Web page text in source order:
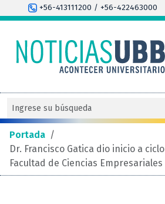
+56-413111200 / +56-422463000
Portada /
Dr. Francisco Gatica dio inicio a
Facultad de Ciencias Empresariales